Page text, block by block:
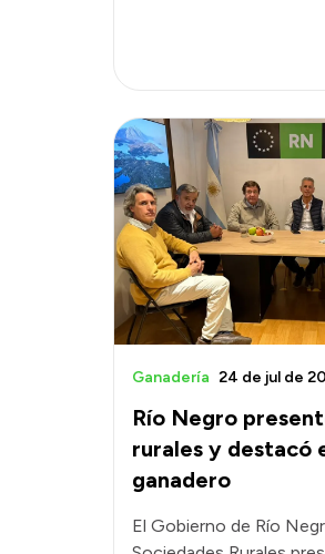
Río Negro
rurales y destacó
ganadero
Ganadería 24 de jul de
El Gobierno de Río